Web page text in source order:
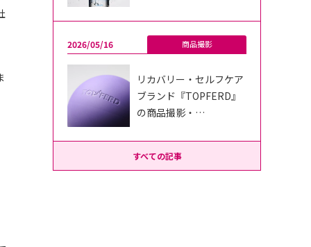
2026/05/16 商品撮影
リカバリー・セルフケア
ブランド『TOPFERD』
の商品撮影・…
すべての記事